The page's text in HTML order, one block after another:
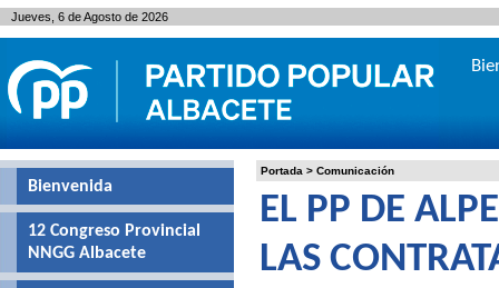
Portada > Comunicación
EL PP DE
LAS
Bienvenida
12 Congreso Provincial
NNGG Albacete
Jueves, 6 de Agosto de 2026